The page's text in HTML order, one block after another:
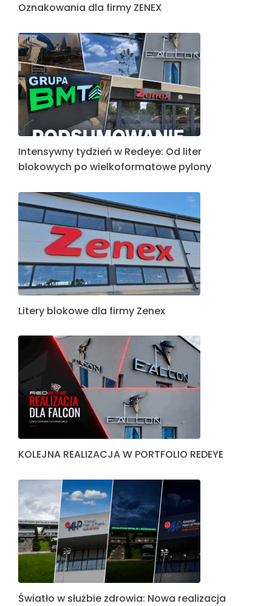
Oznakowania dla firmy ZENEX
Intensywny tydzień w Redeye: Od liter
blokowych po wielkoformatowe pylony
Litery blokowe dla firmy Zenex
KOLEJNA REALIZACJA W PORTFOLIO REDEYE
Światło w służbie zdrowia: Nowa realizacja